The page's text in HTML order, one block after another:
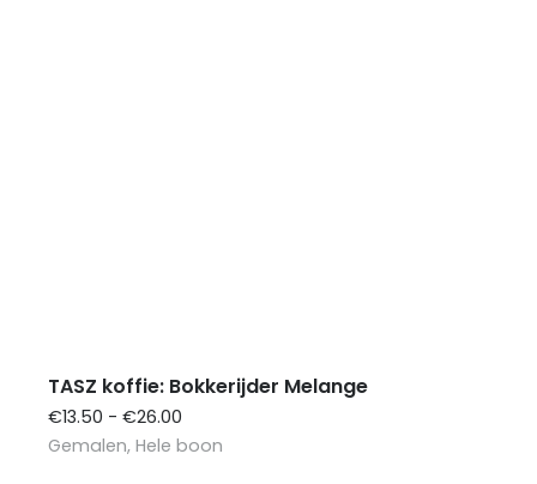
TASZ koffie: Bokkerijder Melange
€13.50 - €26.00
€13.50
Gemalen, Hele boon